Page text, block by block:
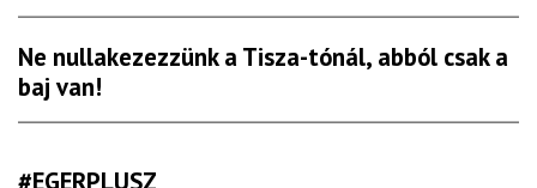
Ne nullakezezzünk a Tisza-tónál, abból csak a
baj van!